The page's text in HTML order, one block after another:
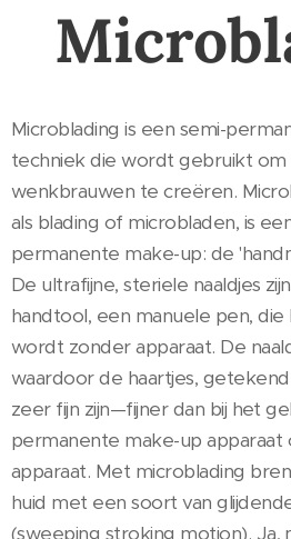
Microblading is een semi-
techniek die wordt gebruikt om
wenkbrauwen te creëren.
als blading of microbladen, is
permanente make-up: de
De ultrafijne, steriele naaldjes
handtool, een manuele pen,
wordt zonder apparaat. De
waardoor de haartjes,
zeer fijn zijn—fijner dan bij het
permanente make-up
apparaat. Met microblading
huid met een soort van
(sweeping stroking motion). Ja,